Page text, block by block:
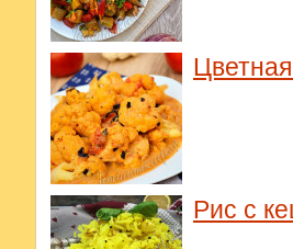
Рис с